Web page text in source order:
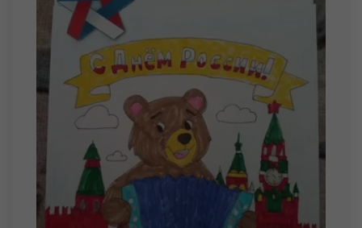
Дорофеев Артем Андреевич
Пастухов Илья Андреевич
Соколов Захар Дмитриевич
Кузоваткин Никита Михайлович
22 августа
Бабин Иван Александрович
Тихонов Глеб Сергеевич
23 августа
Беркус Богдан Сергеевич
Машкин Александр Михайлович